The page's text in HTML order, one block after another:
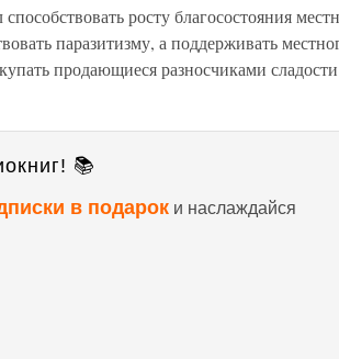
росту благосостояния
паразитизму, а поддерживать
продающиеся разносчиками
📚
в подарок и наслаждайся